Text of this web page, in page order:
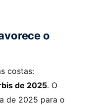
o
costas:
de 2025. O
de 2025 para o